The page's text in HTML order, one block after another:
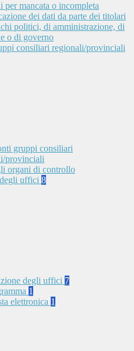
per mancata o incompleta
dei dati da parte dei titolari
politici, di amministrazione, di
o di governo
consiliari regionali/provinciali
gruppi consiliari
provinciali
organi di controllo
uffici 8
degli uffici 7
1
elettronica 1